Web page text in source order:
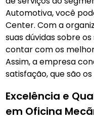
Automotiva, você
Center. Com a
suas dúvidas sobre
contar com os
Assim, a empresa
satisfação, que são
Excelência e
em Oficina